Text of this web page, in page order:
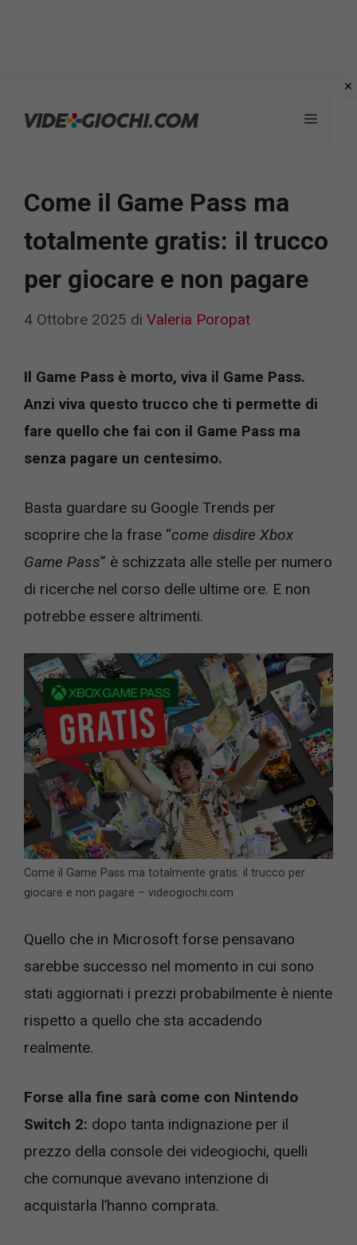
Menu
Come il Game Pass ma
totalmente gratis: il trucco
per giocare e non pagare
4 Ottobre 2025 di Valeria Poropat
Il Game Pass è morto, viva il Game Pass.
Anzi viva questo trucco che ti permette di
fare quello che fai con il Game Pass ma
senza pagare un centesimo.
Basta guardare su Google Trends per
scoprire che la frase “come disdire Xbox
Game Pass” è schizzata alle stelle per numero
di ricerche nel corso delle ultime ore. E non
potrebbe essere altrimenti.
Come il Game Pass ma totalmente gratis: il trucco per
giocare e non pagare – videogiochi.com
Quello che in Microsoft forse pensavano
sarebbe successo nel momento in cui sono
stati aggiornati i prezzi probabilmente è niente
rispetto a quello che sta accadendo
realmente.
Forse alla fine sarà come con Nintendo
Switch 2: dopo tanta indignazione per il
prezzo della console dei videogiochi, quelli
che comunque avevano intenzione di
acquistarla l’hanno comprata.